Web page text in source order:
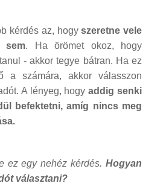
kérdés az, hogyszeretne vele
sem. Ha örömet okoz, hogy
- akkor tegye bátran. Ha ez
a számára, akkor válasszon
A lényeg, hogyaddig senki
befektetni, amíg nincs meg
ez egy nehéz kérdés. Hogyan
választani?